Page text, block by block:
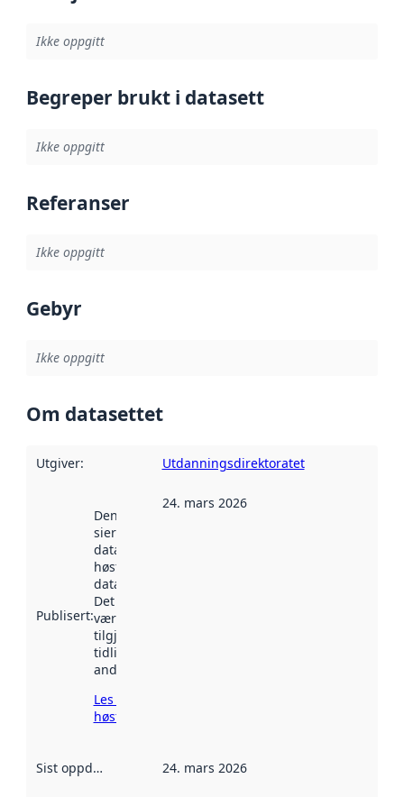
Ikke oppgitt
Begreper brukt i datasett
Ikke oppgitt
Referanser
Ikke oppgitt
Gebyr
Ikke oppgitt
Om datasettet
Utgiver: Utdanningsdirektoratet
Publisert:
Denne datoen
sier når
datasettet ble
høstet av
data.norge.no.
Det kan ha
vært
tilgjengelig
tidligere
andre steder.
Les mer om
høsting her
24. mars 2026
Sist oppdatert 24. mars 2026